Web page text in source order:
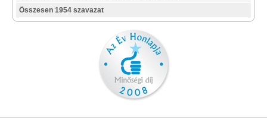
Összesen 1954 szavazat